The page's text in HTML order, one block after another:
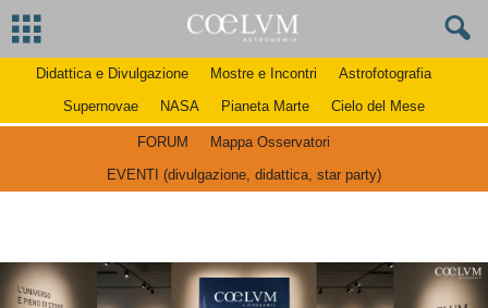
Didattica e Divulgazione Mostre e Incontri
Astrofotografia
Supernovae
NASA Pianeta Marte Cielo del Mese
FORUM
Mappa Osservatori
EVENTI (divulgazione, didattica, star party)